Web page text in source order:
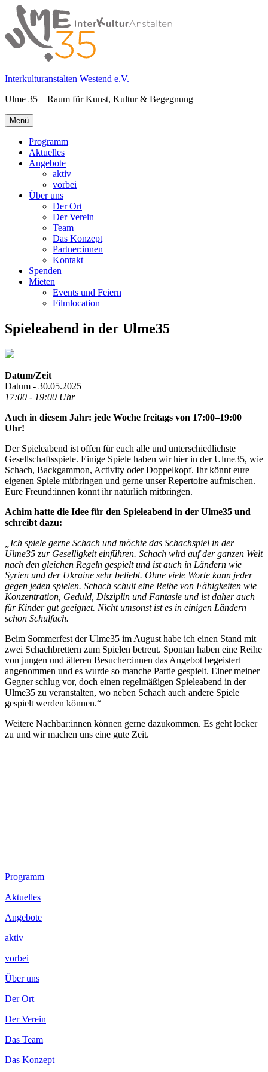
Springe
zum
Inhalt
Interkulturanstalten Westend e.V.
Ulme 35 – Raum für Kunst, Kultur & Begegnung
Primäres
Menü
Menü
Programm
Aktuelles
Angebote
aktiv
vorbei
Über uns
Der Ort
Der Verein
Team
Das Konzept
Partner:innen
Kontakt
Spenden
Mieten
Events und Feiern
Filmlocation
Spieleabend in der Ulme35
Datum/Zeit
Datum - 30.05.2025
17:00 - 19:00 Uhr
Auch in diesem Jahr: jede Woche freitags von 17:00–19:00
Uhr!
Der Spieleabend ist offen für euch alle und unterschiedlichste
Gesellschaftsspiele. Einige Spiele haben wir hier in der Ulme35, wie
Schach, Backgammon, Activity oder Doppelkopf. Ihr könnt eure
eigenen Spiele mitbringen und gerne unser Repertoire aufmischen.
Eure Freund:innen könnt ihr natürlich mitbringen.
Achim hatte die Idee für den Spieleabend in der Ulme35 und
schreibt dazu:
„Ich spiele gerne Schach und möchte das Schachspiel in der
Ulme35 zur Geselligkeit einführen. Schach wird auf der ganzen Welt
nach den gleichen Regeln gespielt und ist auch in Ländern wie
Syrien und der Ukraine sehr beliebt. Ohne viele Worte kann jeder
gegen jeden spielen. Schach schult eine Reihe von Fähigkeiten wie
Konzentration, Geduld, Disziplin und Fantasie und ist daher auch
für Kinder gut geeignet. Nicht umsonst ist es in einigen Ländern
schon Schulfach.
Beim Sommerfest der Ulme35 im August habe ich einen Stand mit
zwei Schachbrettern zum Spielen betreut. Spontan haben eine Reihe
von jungen und älteren Besucher:innen das Angebot begeistert
angenommen und es wurde so manche Partie gespielt. Einer meiner
Gegner schlug vor, doch einen regelmäßigen Spieleabend in der
Ulme35 zu veranstalten, wo neben Schach auch andere Spiele
gespielt werden können.“
Weitere Nachbar:innen können gerne dazukommen. Es geht locker
zu und wir machen uns eine gute Zeit.
Footer
Inhalt
Programm
Aktuelles
Angebote
aktiv
vorbei
Über uns
Der Ort
Der Verein
Das Team
Das Konzept